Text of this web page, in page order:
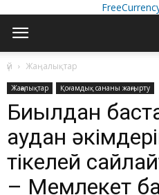
үй Жаңалықтар
Жаңалықтар Қоғамдық сананы жаңғырту
Биылдан
аудан
тікелей
– Мемлекет